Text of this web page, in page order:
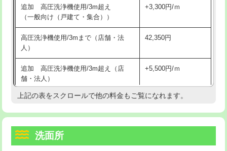
マス交換（深さ50㎝以上） 66,000円
コンクリート斫り（厚さ10㎝まで） 27,500円
コンクリート斫り（厚さ10㎝超え）
モルタル補修（厚さ10㎝まで）
モルタル補修（厚さ10㎝超え） 38,500円
洗面台設置 38,500円
追加人工
持込商品取付（混合水栓） 16,500円
給水管工事※（ホール加工)
給水管工事※（バンド止め) 3,300円
給水管工事※（支持金具設置) 5,500円
給水管工事※（保温材使用（バンド止
め込み）)
5,500円
給水管工事※（土の掘削・埋め戻し作
11,000円
追加 高圧洗浄機使用/3m超え
（一般向け（戸建て・集合））
+3,300円/ｍ
高圧洗浄機使用/3mまで（店舗・法
人）
42,350円
追加 高圧洗浄機使用/3m超え（店
舗・法人）
+5,500円/ｍ
高度高圧洗浄換 現地調査
トーラー機使用/3mまで
上記の表をスクロールで他の料金もご覧になれます。
洗面所